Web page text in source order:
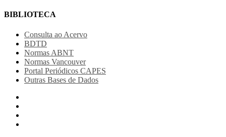
BIBLIOTECA
Consulta ao Acervo
BDTD
Normas ABNT
Normas Vancouver
Portal Periódicos CAPES
Outras Bases de Dados